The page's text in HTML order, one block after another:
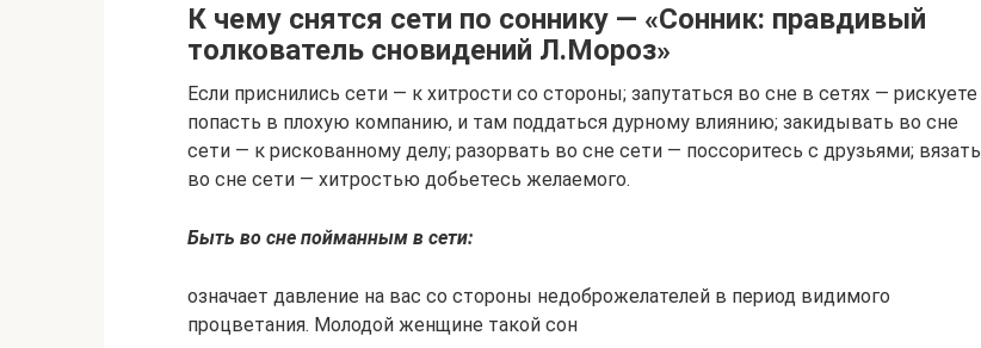
К чему снятся сети по соннику — «Сонник: правдивый
толкователь сновидений Л.Мороз»
Если приснились сети — к хитрости со стороны; запутаться во сне в сетях — рискуете
попасть в плохую компанию, и там поддаться дурному влиянию; закидывать во сне
сети — к рискованному делу; разорвать во сне сети — поссоритесь с друзьями; вязать
во сне сети — хитростью добьетесь желаемого.
Быть во сне пойманным в сети:
означает давление на вас со стороны недоброжелателей в период видимого
процветания. Молодой женщине такой сон